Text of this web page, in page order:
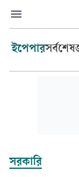
ইপেপারসর্বশেষ
সরকারি